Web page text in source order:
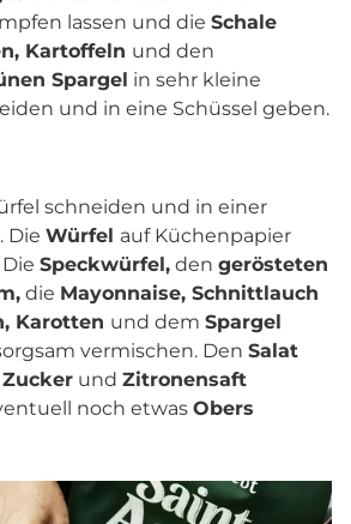
lassen und die Schale
Kartoffeln und den
Spargel in sehr kleine
und in eine Schüssel geben.
schneiden und in einer
Die Würfel auf Küchenpapier
Speckwürfel, den gerösteten
die Mayonnaise, Schnittlauch
Karotten und dem Spargel
vermischen. Den Salat
Zucker und Zitronensaft
noch etwas Obers